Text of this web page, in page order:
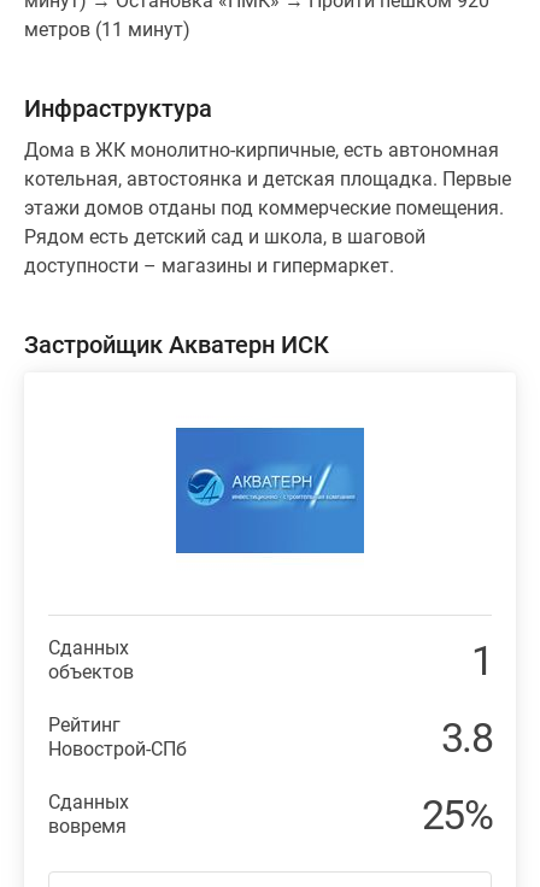
метров (11 минут)
Инфраструктура
Дома в ЖК монолитно-кирпичные, есть автономная
котельная, автостоянка и детская площадка. Первые
этажи домов отданы под коммерческие помещения.
Рядом есть детский сад и школа, в шаговой
доступности – магазины и гипермаркет.
Застройщик Акватерн ИСК
Сданных
объектов
1
Рейтинг
Новострой-СПб
3.8
Сданных
вовремя
25%